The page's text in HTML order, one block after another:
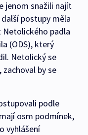
jenom snažili najít
postupy měla
Netolického padla
(ODS), který
Netolický se
by se
podle
osm podmínek,
vyhlášení